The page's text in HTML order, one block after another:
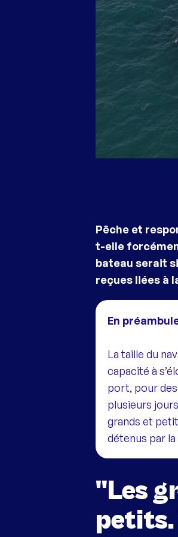
Pêche et
t-elle
bateau serait
reçues liées à
En
La taille du
capacité à
port, pour
plusieurs
grands et
détenus par
"Les